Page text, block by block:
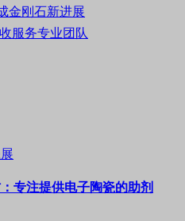
金刚石新进展
服务专业团队
专注提供电子陶瓷的助剂